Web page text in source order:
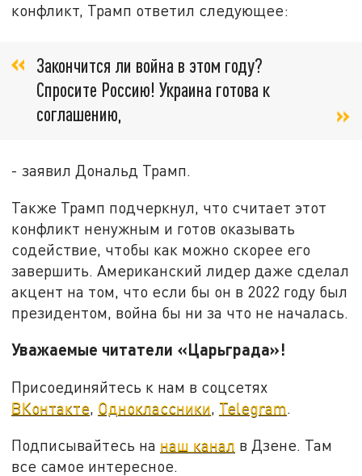
конфликт, Трамп ответил следующее:
Закончится ли война в этом году?
Спросите Россию! Украина готова к
соглашению,
- заявил Дональд Трамп.
Также Трамп подчеркнул, что считает этот
конфликт ненужным и готов оказывать
содействие, чтобы как можно скорее его
завершить. Американский лидер даже сделал
акцент на том, что если бы он в 2022 году был
президентом, война бы ни за что не началась.
Уважаемые читатели «Царьграда»!
Присоединяйтесь к нам в соцсетях
ВКонтакте, Одноклассники, Telegram.
Подписывайтесь на наш канал в Дзене. Там
все самое интересное.